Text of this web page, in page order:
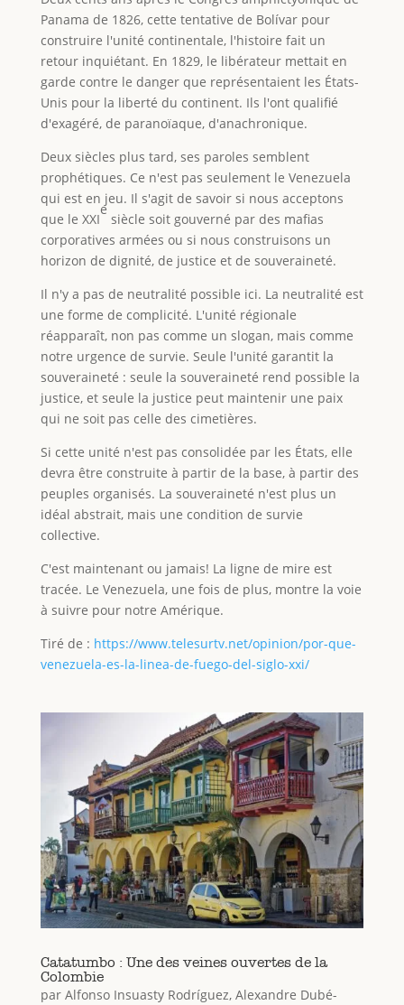
Panama de 1826, cette tentative de Bolívar pour
construire l'unité continentale, l'histoire fait un
retour inquiétant. En 1829, le libérateur mettait en
garde contre le danger que représentaient les États-
Unis pour la liberté du continent. Ils l'ont qualifié
d'exagéré, de paranoïaque, d'anachronique.
Deux siècles plus tard, ses paroles semblent
prophétiques. Ce n'est pas seulement le Venezuela
qui est en jeu. Il s'agit de savoir si nous acceptons
que le XXI
e
siècle soit gouverné par des mafias
corporatives armées ou si nous construisons un
horizon de dignité, de justice et de souveraineté.
Il n'y a pas de neutralité possible ici. La neutralité est
une forme de complicité. L'unité régionale
réapparaît, non pas comme un slogan, mais comme
notre urgence de survie. Seule l'unité garantit la
souveraineté : seule la souveraineté rend possible la
justice, et seule la justice peut maintenir une paix
qui ne soit pas celle des cimetières.
Si cette unité n'est pas consolidée par les États, elle
devra être construite à partir de la base, à partir des
peuples organisés. La souveraineté n'est plus un
idéal abstrait, mais une condition de survie
collective.
C'est maintenant ou jamais! La ligne de mire est
tracée. Le Venezuela, une fois de plus, montre la voie
à suivre pour notre Amérique.
Tiré de : https://www.telesurtv.net/opinion/por-que-
venezuela-es-la-linea-de-fuego-del-siglo-xxi/
Catatumbo : Une des veines ouvertes de la
Colombie
par Alfonso Insuasty Rodríguez, Alexandre Dubé-